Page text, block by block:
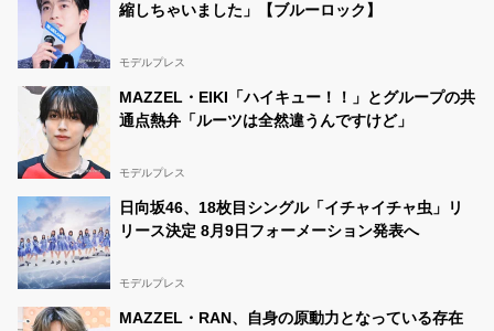
縮しちゃいました」【ブルーロック】
モデルプレス
MAZZEL・EIKI「ハイキュー！！」とグループの共
通点熱弁「ルーツは全然違うんですけど」
モデルプレス
日向坂46、18枚目シングル「イチャイチャ虫」リ
リース決定 8月9日フォーメーション発表へ
モデルプレス
MAZZEL・RAN、自身の原動力となっている存在